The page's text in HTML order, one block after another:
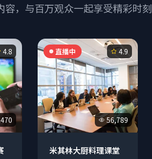
容，与百万观众一起享受精彩时刻
4.8 直播中
56,789
4.9
米其林大厨料理课堂